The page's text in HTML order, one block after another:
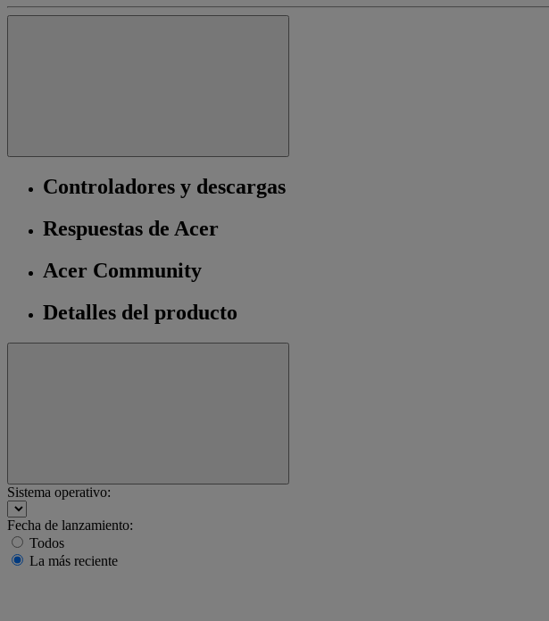
Controladores y descargas
Respuestas de Acer
Acer Community
Detalles del producto
Sistema operativo:
Fecha de lanzamiento:
Todos
La más reciente